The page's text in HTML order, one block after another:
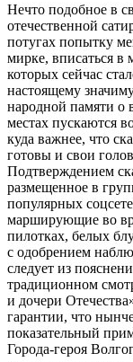
Нечто подобное в
отечественной
потугах попытку
мирке, вписаться в
которых сейчас
настоящему
народной памяти о
местах пускаются
куда важнее, что
готовы и свои
Подтверждением
размещенное в
популярных
марширующие во
пилотках, белых
с одобрением
следует из
традиционном
и дочери
гарантии, что
показательный
Города-героя